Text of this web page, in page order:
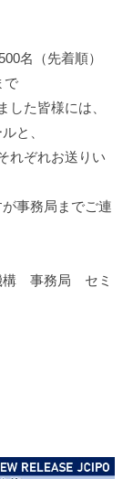
名（先着順）
で
た皆様には、
と、
れぞれお送りい
事務局までご連
構 事務局 セミ